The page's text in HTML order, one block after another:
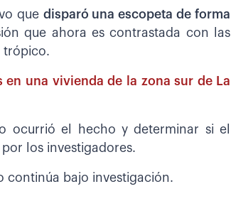
que disparó una escopeta de forma
que ahora es contrastada con las
trópico.
una vivienda de la zona sur de La
ocurrió el hecho y determinar si el
los investigadores.
continúa bajo investigación.